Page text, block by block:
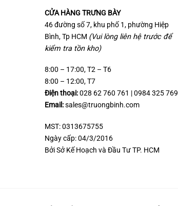
CỬA HÀNG TRƯNG BÀY
46 đường số 7, khu phố 1, phường Hiệp
Bình, Tp HCM (Vui lòng liên hệ trước để
kiểm tra tồn kho)
8:00 – 17:00, T2 – T6
8:00 – 12:00, T7
Điện thoại:028 62 760 761 | 0984 325 769
Email:sales@truongbinh.com
MST: 0313675755
Ngày cấp: 04/3/2016
Bởi Sở Kế Hoạch và Đầu Tư TP. HCM